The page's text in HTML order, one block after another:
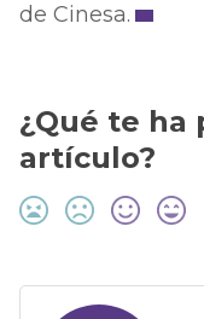
de Cinesa.
¿Qué te ha
artículo?